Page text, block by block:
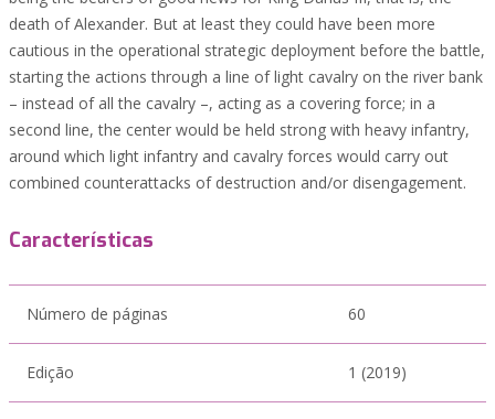
death of Alexander. But at least they could have been more
cautious in the operational strategic deployment before the battle,
starting the actions through a line of light cavalry on the river bank
– instead of all the cavalry –, acting as a covering force; in a
second line, the center would be held strong with heavy infantry,
around which light infantry and cavalry forces would carry out
combined counterattacks of destruction and/or disengagement.
Características
Número de páginas 60
Edição 1 (2019)